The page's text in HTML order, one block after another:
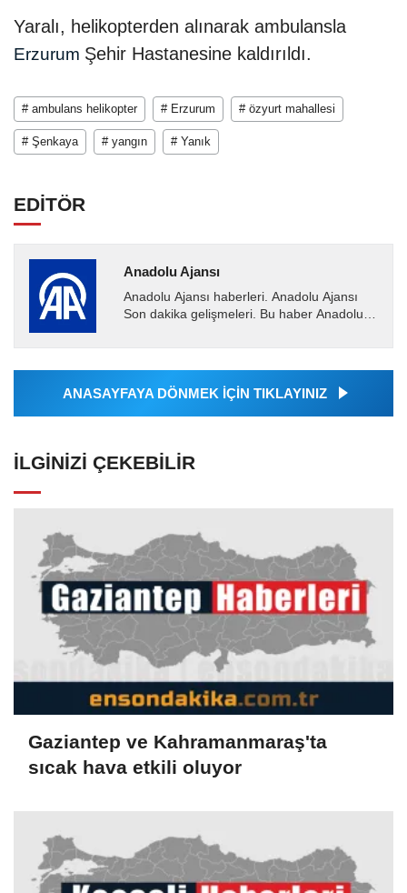
Yaralı, helikopterden alınarak ambulansla
Erzurum Şehir Hastanesine kaldırıldı.
# ambulans helikopter # Erzurum # özyurt mahallesi
# Şenkaya # yangın # Yanık
EDİTÖR
Anadolu Ajansı
Anadolu Ajansı haberleri. Anadolu Ajansı
Son dakika gelişmeleri. Bu haber Anadolu
Ajansı tarafından...
ANASAYFAYA DÖNMEK İÇİN TIKLAYINIZ
İLGINIZI ÇEKEBILIR
Gaziantep ve Kahramanmaraş'ta
sıcak hava etkili oluyor